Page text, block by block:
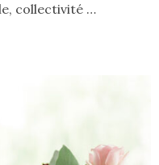
collectivité …